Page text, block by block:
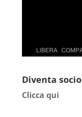
Diventa socio
Clicca qui